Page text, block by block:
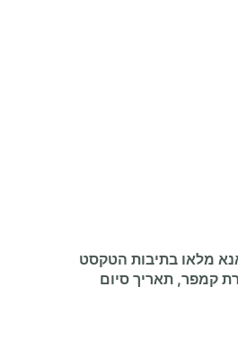
מלאו בתיבות הטקסט
קמפר, תאריך סיום